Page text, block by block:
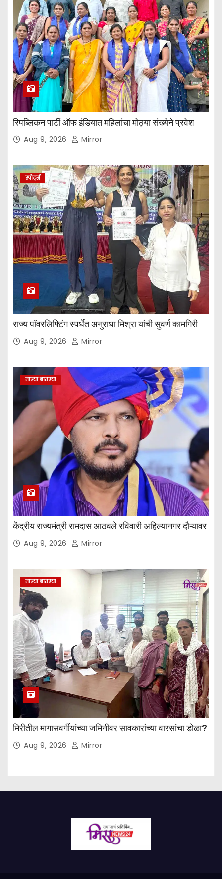
रिपब्लिकन पार्टी ऑफ इंडियात महिलांचा मोठ्या संख्येने प्रवेश
Aug 9, 2026 Mirror
स्पोर्ट्स
राज्य पॉवरलिफ्टिंग स्पर्धेत अनुराधा मिश्रा यांची सुवर्ण कामगिरी
Aug 9, 2026 Mirror
ताज्या बातम्या
केंद्रीय राज्यमंत्री रामदास आठवले रविवारी अहिल्यानगर दौऱ्यावर
Aug 9, 2026 Mirror
ताज्या बातम्या
मिरीतील मागासवर्गीयांच्या जमिनीवर सावकारांच्या वारसांचा डोळा?
Aug 9, 2026 Mirror